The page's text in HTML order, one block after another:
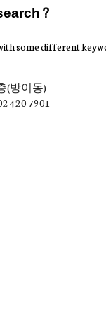
some different
(방이동)
420 7901